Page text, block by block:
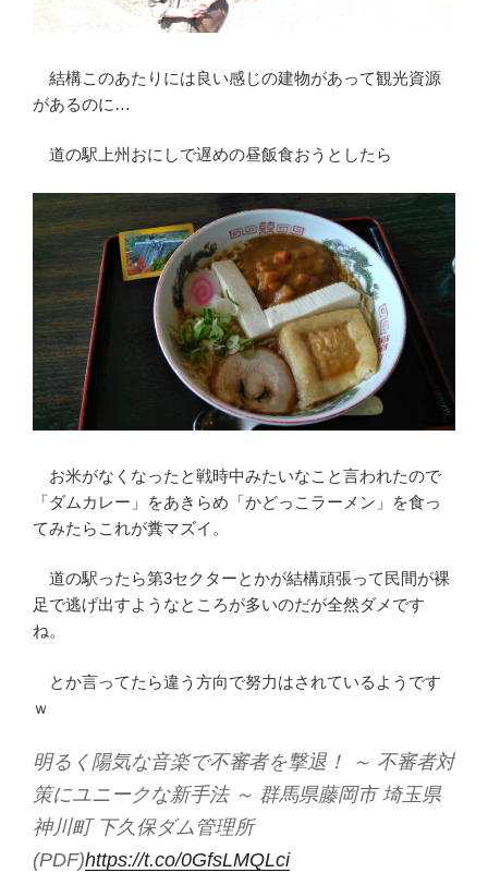
結構このあたりには良い感じの建物があって観光資源
があるのに…
道の駅上州おにしで遅めの昼飯食おうとしたら
お米がなくなったと戦時中みたいなこと言われたので
「ダムカレー」をあきらめ「かどっこラーメン」を食っ
てみたらこれが糞マズイ。
道の駅ったら第3セクターとかが結構頑張って民間が裸
足で逃げ出すようなところが多いのだが全然ダメです
ね。
とか言ってたら違う方向で努力はされているようです
ｗ
明るく陽気な音楽で不審者を撃退！ ～ 不審者対
策にユニークな新手法 ～ 群馬県藤岡市 埼玉県
神川町 下久保ダム管理所
(PDF)https://t.co/0GfsLMQLci